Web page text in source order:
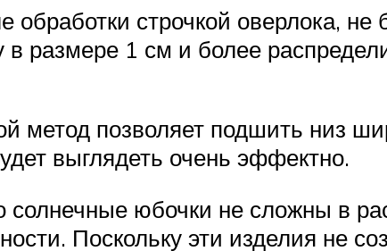
обработки строчкой оверлока,
в размере 1 см и более
метод позволяет подшить низ
выглядеть очень эффектно.
солнечные юбочки не сложны в
Поскольку эти изделия не